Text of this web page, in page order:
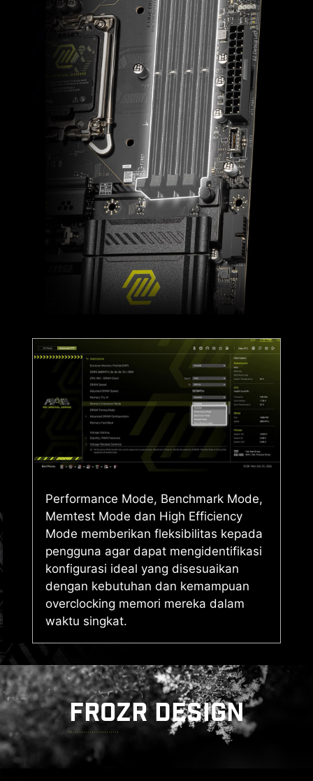
Performance Mode, Benchmark Mode,
Memtest Mode dan High Efficiency
Mode memberikan fleksibilitas kepada
pengguna agar dapat mengidentifikasi
konfigurasi ideal yang disesuaikan
dengan kebutuhan dan kemampuan
overclocking memori mereka dalam
waktu singkat.
FROZR DESIGN